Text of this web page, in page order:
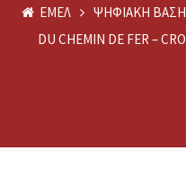
ΕΜΕΛ ΨΗΦΙΑΚΗ ΒΑΣΗ
DU CHEMIN DE FER –